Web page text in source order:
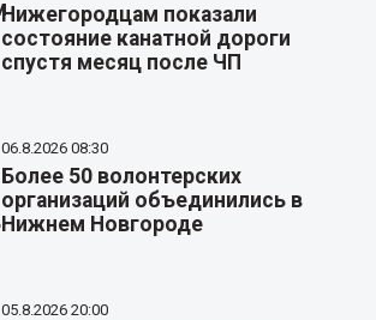
Нижегородцам показали
состояние канатной дороги
спустя месяц после ЧП
06.8.2026 08:30
Более 50 волонтерских
организаций объединились в
Нижнем Новгороде
05.8.2026 20:00